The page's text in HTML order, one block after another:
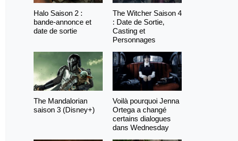
Halo Saison 2 :
bande-annonce et
date de sortie
The Witcher Saison 4
: Date de Sortie,
Casting et
Personnages
The Mandalorian
saison 3 (Disney+)
Voilà pourquoi Jenna
Ortega a changé
certains dialogues
dans Wednesday